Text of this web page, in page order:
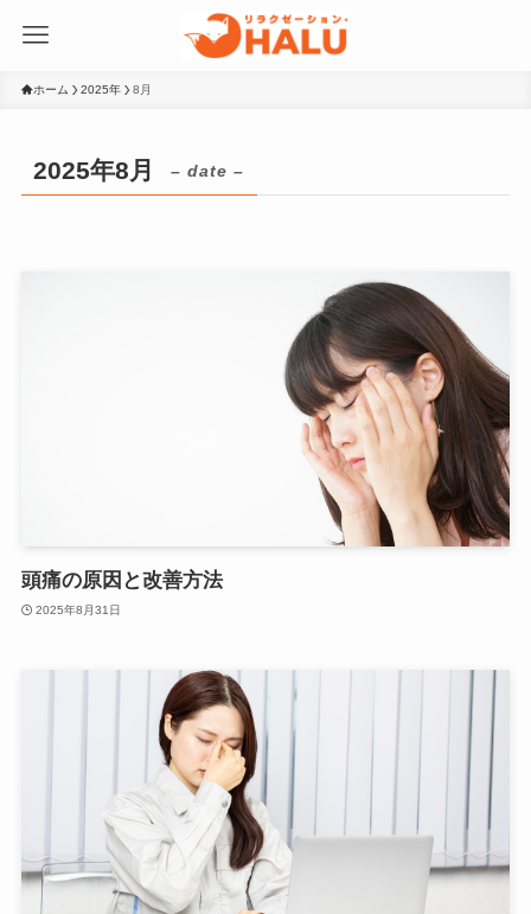
ホーム 2025年 8月
2025年8月 – date –
頭痛の原因と改善方法
2025年8月31日